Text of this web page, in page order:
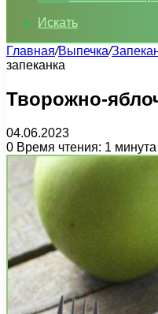
Искать
Главная/Выпечка/
запеканка
Творожно-
04.06.2023
0 Время чтения: 1 минута